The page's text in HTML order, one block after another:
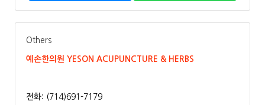
Others
예손한의원 YESON ACUPUNCTURE & HERBS
전화: (714)691-7179